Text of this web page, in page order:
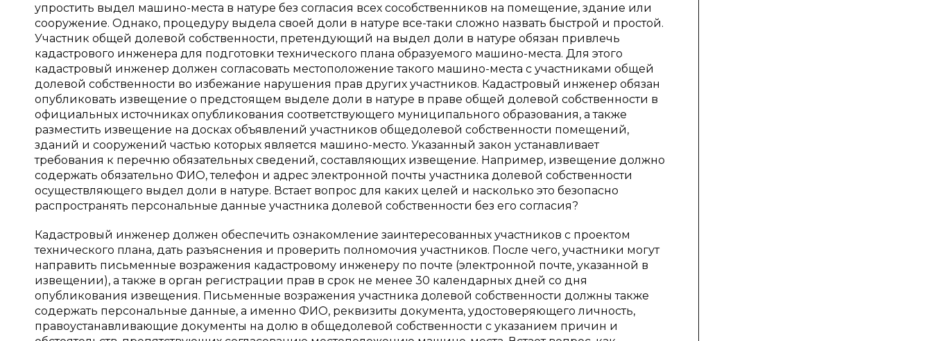
упростить выдел машино-места в натуре без согласия всех сособственников на помещение, здание или
сооружение. Однако, процедуру выдела своей доли в натуре все-таки сложно назвать быстрой и простой.
Участник общей долевой собственности, претендующий на выдел доли в натуре обязан привлечь
кадастрового инженера для подготовки технического плана образуемого машино-места. Для этого
кадастровый инженер должен согласовать местоположение такого машино-места с участниками общей
долевой собственности во избежание нарушения прав других участников. Кадастровый инженер обязан
опубликовать извещение о предстоящем выделе доли в натуре в праве общей долевой собственности в
официальных источниках опубликования соответствующего муниципального образования, а также
разместить извещение на досках объявлений участников общедолевой собственности помещений,
зданий и сооружений частью которых является машино-место. Указанный закон устанавливает
требования к перечню обязательных сведений, составляющих извещение. Например, извещение должно
содержать обязательно ФИО, телефон и адрес электронной почты участника долевой собственности
осуществляющего выдел доли в натуре. Встает вопрос для каких целей и насколько это безопасно
распространять персональные данные участника долевой собственности без его согласия?
Кадастровый инженер должен обеспечить ознакомление заинтересованных участников с проектом
технического плана, дать разъяснения и проверить полномочия участников. После чего, участники могут
направить письменные возражения кадастровому инженеру по почте (электронной почте, указанной в
извещении), а также в орган регистрации прав в срок не менее 30 календарных дней со дня
опубликования извещения. Письменные возражения участника долевой собственности должны также
содержать персональные данные, а именно ФИО, реквизиты документа, удостоверяющего личность,
правоустанавливающие документы на долю в общедолевой собственности с указанием причин и